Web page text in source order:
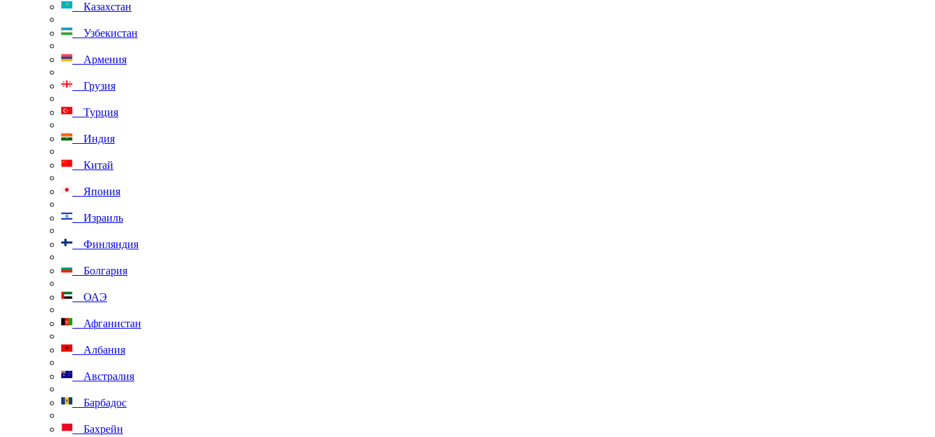
Казахстан
Узбекистан
Армения
Грузия
Турция
Индия
Китай
Япония
Израиль
Финляндия
Болгария
ОАЭ
Афганистан
Албания
Австралия
Барбадос
Бахрейн